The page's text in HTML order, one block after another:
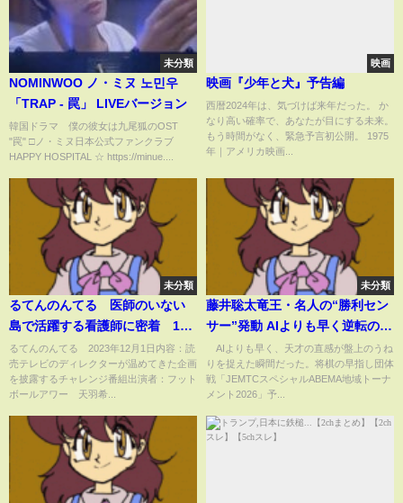
未分類
NOMINWOO ノ・ミヌ 노민우
「TRAP - 罠」 LIVEバージョン
韓国ドラマ 僕の彼女は九尾狐のOST
"罠" □ノ・ミヌ日本公式ファンクラブ
HAPPY HOSPITAL ☆ https://minue....
映画
映画『少年と犬』予告編
西暦2024年は、気づけば来年だった。 か
なり高い確率で、あなたが目にする未来。
もう時間がなく、緊急予言初公開。 1975
年｜アメリカ映画...
未分類
るてんのんてる 医師のいない
島で活躍する看護師に密着 12
月1日
るてんのんてる 2023年12月1日内容：読
売テレビのディレクターが温めてきた企画
を披露するチャレンジ番組出演者：フット
ボールアワー 天羽希...
未分類
藤井聡太竜王・名人の“勝利セン
サー”発動 AIよりも早く逆転の糸
口を見抜いた「ん！？…キタ
ッ！」/将棋・ABEMA地域トーナ
メント2026(ABEMA TIMES)
AIよりも早く、天才の直感が盤上のうね
りを捉えた瞬間だった。将棋の早指し団体
戦「JEMTCスペシャルABEMA地域トーナ
メント2026」予...